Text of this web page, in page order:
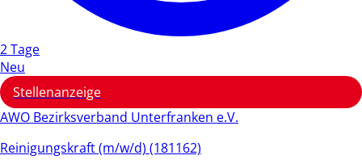
2 Tage
Neu
Stellenanzeige
AWO Bezirksverband Unterfranken e.V.
Reinigungskraft (m/w/d) (181162)